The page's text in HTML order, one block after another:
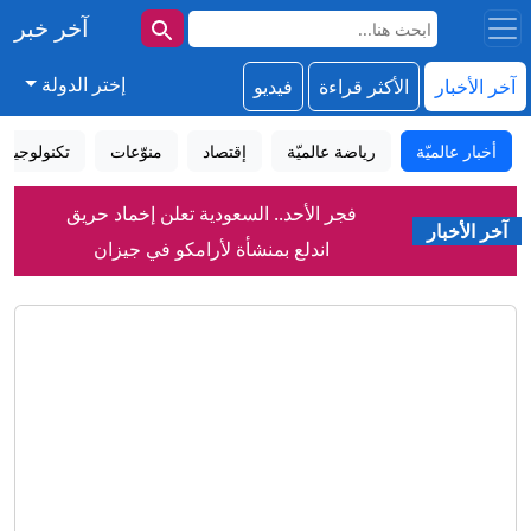
آخر خبر
آخر الأخبار الأكثر قراءة فيديو إختر الدولة
أخبار عالميّة رياضة عالميّة إقتصاد منوّعات تكنولوجيا
آخر الأخبار
فجر الأحد.. السعودية تعلن إخماد حريق
اندلع بمنشأة لأرامكو في جيزان
بعد عشرة أعوام.. هل نجح قانون الاندماج